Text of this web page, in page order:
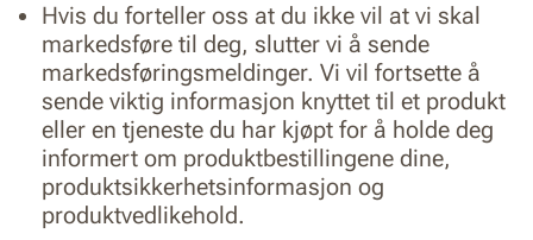
Hvis du forteller oss at du ikke vil at vi skal
markedsføre til deg, slutter vi å sende
markedsføringsmeldinger. Vi vil fortsette å
sende viktig informasjon knyttet til et produkt
eller en tjeneste du har kjøpt for å holde deg
informert om produktbestillingene dine,
produktsikkerhetsinformasjon og
produktvedlikehold.